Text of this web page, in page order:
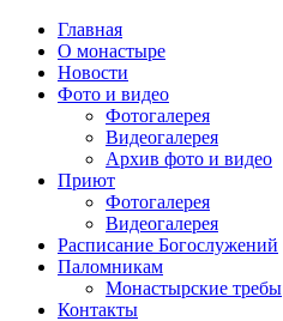
Главная
О монастыре
Новости
Фото и видео
Фотогалерея
Видеогалерея
Архив фото и видео
Приют
Фотогалерея
Видеогалерея
Расписание Богослужений
Паломникам
Монастырские требы
Контакты